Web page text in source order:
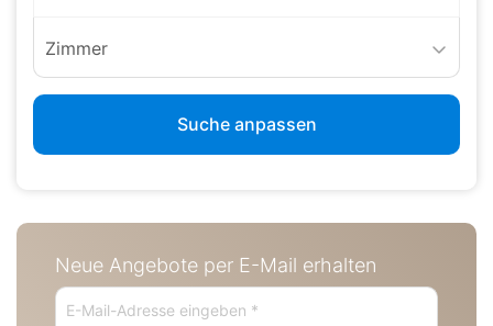
Zimmer
Suche anpassen
Neue Angebote per E-Mail erhalten